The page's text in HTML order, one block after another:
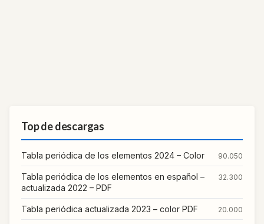
Top de descargas
Tabla periódica de los elementos 2024 – Color 90.050
Tabla periódica de los elementos en español –
actualizada 2022 – PDF
32.300
Tabla periódica actualizada 2023 – color PDF 20.000